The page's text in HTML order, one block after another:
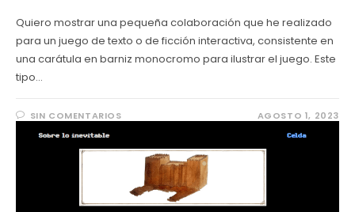
Quiero mostrar una pequeña colaboración que he realizado
para un juego de texto o de ficción interactiva, consistente en
una carátula en barniz monocromo para ilustrar el juego. Este
tipo…
SIN COMENTARIOS AGOSTO 1, 2023